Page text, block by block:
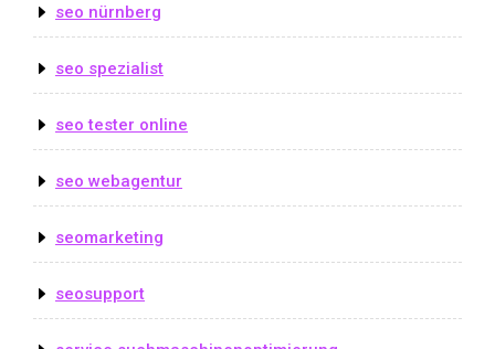
seo nürnberg
seo spezialist
seo tester online
seo webagentur
seomarketing
seosupport